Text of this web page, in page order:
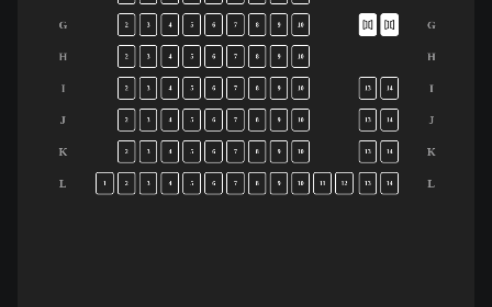
G
H
I
J
K
L
G
H
I
J
K
L
2 3 4 5 6 7 8 9 10
2 3 4 5 6 7 8 9 10
2 3 4 5 6 7 8 9 10 13 14
2 3 4 5 6 7 8 9 10 13 14
2 3 4 5 6 7 8 9 10 13 14
1 2 3 4 5 6 7 8 9 10 11 12 13 14